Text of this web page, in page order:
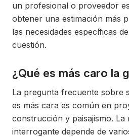
un profesional o proveedor
obtener una estimación más
las necesidades específicas
cuestión.
¿Qué es más caro la
La pregunta frecuente sobre
es más cara es común en
construcción y paisajismo. La
interrogante depende de